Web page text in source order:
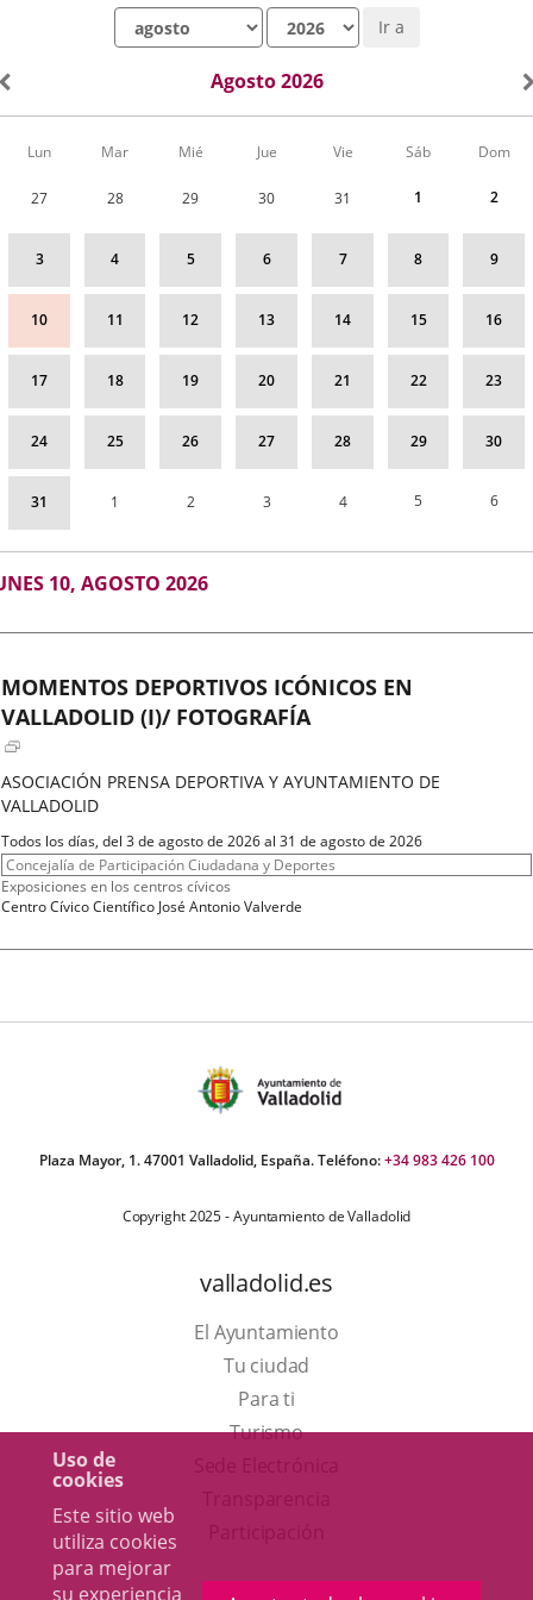
Uso de
cookies
Este sitio web
utiliza cookies
para mejorar
su experiencia
Ir a
Agosto 2026
Calendario
correspondiente
Lun Mar Mié Jue Vie Sáb Dom
27 28 29 30 31 1 2
3 4 5 6 7 8 9
10 11 12 13 14 15 16
17 18 19 20 21 22 23
24 25 26 27 28 29 30
31 1 2 3 4 5 6
10, AGOSTO 2026
MOMENTOS DEPORTIVOS ICÓNICOS EN
VALLADOLID (I)/ FOTOGRAFÍA
ASOCIACIÓN PRENSA DEPORTIVA Y AYUNTAMIENTO DE
VALLADOLID
Fechas
del
evento
Todos los días, del 3 de agosto de 2026 al 31 de agosto de 2026
Organizador
de
actividad
Concejalía de Participación Ciudadana y Deportes
Programa
Exposiciones en los centros cívicos
Espacio
Centro Cívico Científico José Antonio Valverde
Plaza Mayor, 1. 47001 Valladolid, España. Teléfono:+34 983 426 100
Copyright 2025 - Ayuntamiento de Valladolid
valladolid.es
El Ayuntamiento
Tu ciudad
Para ti
TurismoEste